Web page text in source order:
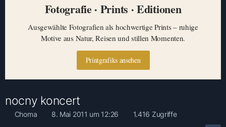
Fotografie · Prints · Editionen
Ausgewählte Fotografien als hochwertige Prints – ruhige
Motive aus Natur, Reisen und stillen Momenten.
Printgrafiks ansehen
nocny koncert
Choma 8. Mai 2011 um 12:26 1.416 Zugriffe